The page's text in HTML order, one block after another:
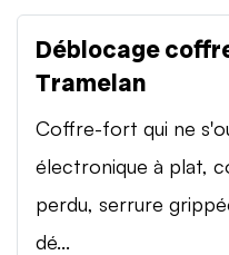
Déblocage
Tramelan
Coffre-fort qui ne
électronique à plat,
perdu, serrure
dé...